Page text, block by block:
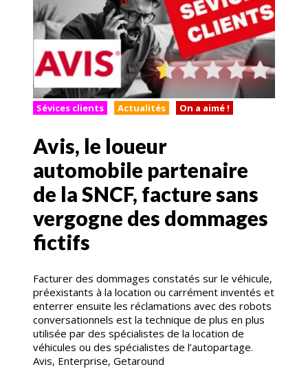
Sévices clients Actualités On a aimé !
Avis, le loueur
automobile partenaire
de la SNCF, facture sans
vergogne des dommages
fictifs
Facturer des dommages constatés sur le véhicule,
préexistants à la location ou carrément inventés et
enterrer ensuite les réclamations avec des robots
conversationnels est la technique de plus en plus
utilisée par des spécialistes de la location de
véhicules ou des spécialistes de l’autopartage.
Avis, Enterprise, Getaround